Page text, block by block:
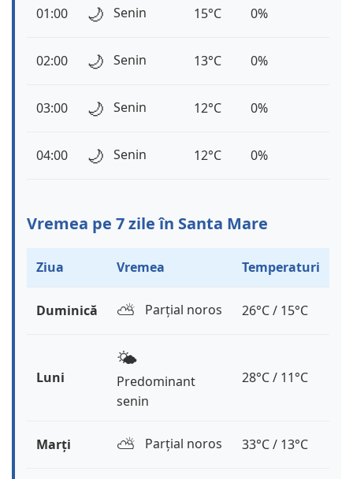
01:00 🌙 Senin 15°C 0%
02:00 🌙 Senin 13°C 0%
03:00 🌙 Senin 12°C 0%
04:00 🌙 Senin 12°C 0%
Vremea pe 7 zile în Santa Mare
Ziua Vremea Temperaturi
Duminică ⛅️ Parțial noros 26°C / 15°C
Luni
🌤️
Predominant
senin
28°C / 11°C
Marți ⛅️ Parțial noros 33°C / 13°C